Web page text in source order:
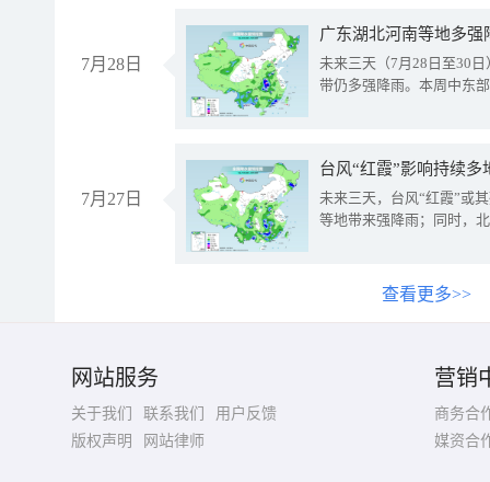
7月28日
广东湖北河南等地多
未来三天（7月28日至30
带仍多强降雨。本周中东
7月27日
台风“红霞”影响持续
未来三天，台风“红霞”或
等地带来强降雨；同时，
查看更多>>
网站服务
关于我们 联系我们
用户反馈
版权声明
网站律师
营销
商务合
媒资合